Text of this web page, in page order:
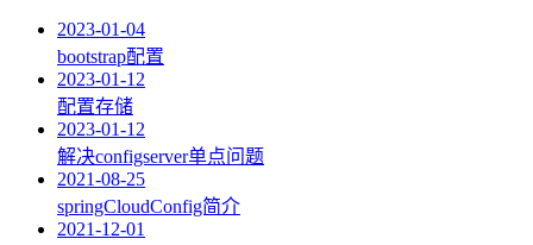
2023-01-04
bootstrap配置
2023-01-12
配置存储
2023-01-12
解决configserver单点问题
2021-08-25
springCloudConfig简介
2021-12-01